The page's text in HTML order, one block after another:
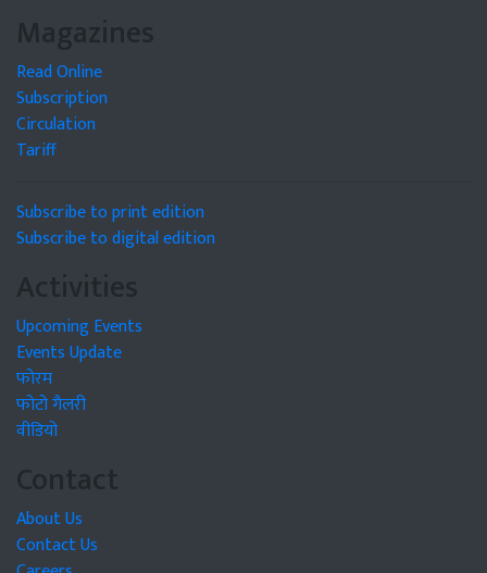
Magazines
Read Online
Subscription
Circulation
Tariff
Subscribe to print edition
Subscribe to digital edition
Activities
Upcoming Events
Events Update
फोरम
फोटो गैलरी
वीडियो
Contact
About Us
Contact Us